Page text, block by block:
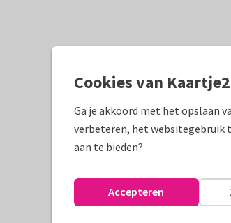
Cookies van
Ga je akkoord met het opslaan
verbeteren, het websitegebruik
aan te bieden?
Accepteren